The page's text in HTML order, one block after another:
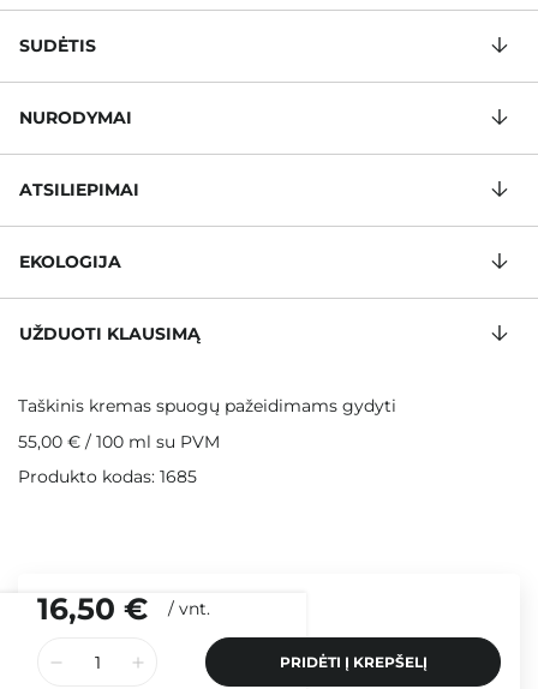
16,50 € / vnt.
PRIDĖTI Į KREPŠELĮ
SUDĖTIS
NURODYMAI
ATSILIEPIMAI
EKOLOGIJA
UŽDUOTI KLAUSIMĄ
Taškinis kremas spuogų pažeidimams gydyti
55,00 € / 100 ml su PVM
Produkto kodas: 1685